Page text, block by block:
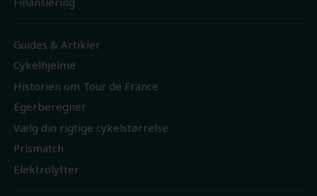
Guides & Artikler
Cykelhjelme
Historien om Tour de France
Egerberegner
Vælg din rigtige cykelstørrelse
Prismatch
Elektrolytter